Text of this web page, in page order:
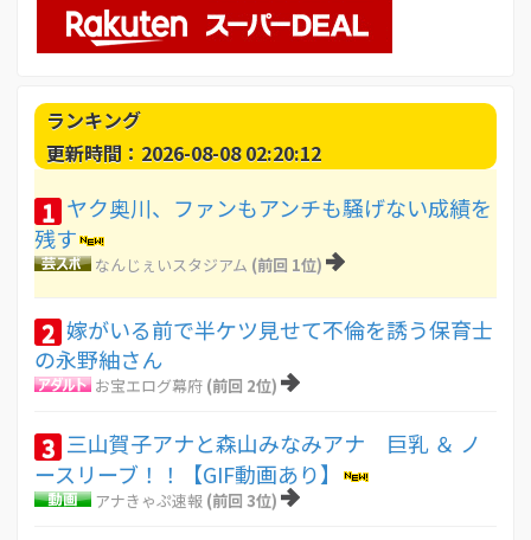
ランキング
更新時間：2026-08-08 02:20:12
1 ヤク奥川、ファンもアンチも騒げない成績を
残す
なんじぇいスタジアム (前回 1位)
2 嫁がいる前で半ケツ見せて不倫を誘う保育士
の永野紬さん
お宝エログ幕府 (前回 2位)
3 三山賀子アナと森山みなみアナ 巨乳 ＆ ノ
ースリーブ！！【GIF動画あり】
アナきゃぷ速報 (前回 3位)